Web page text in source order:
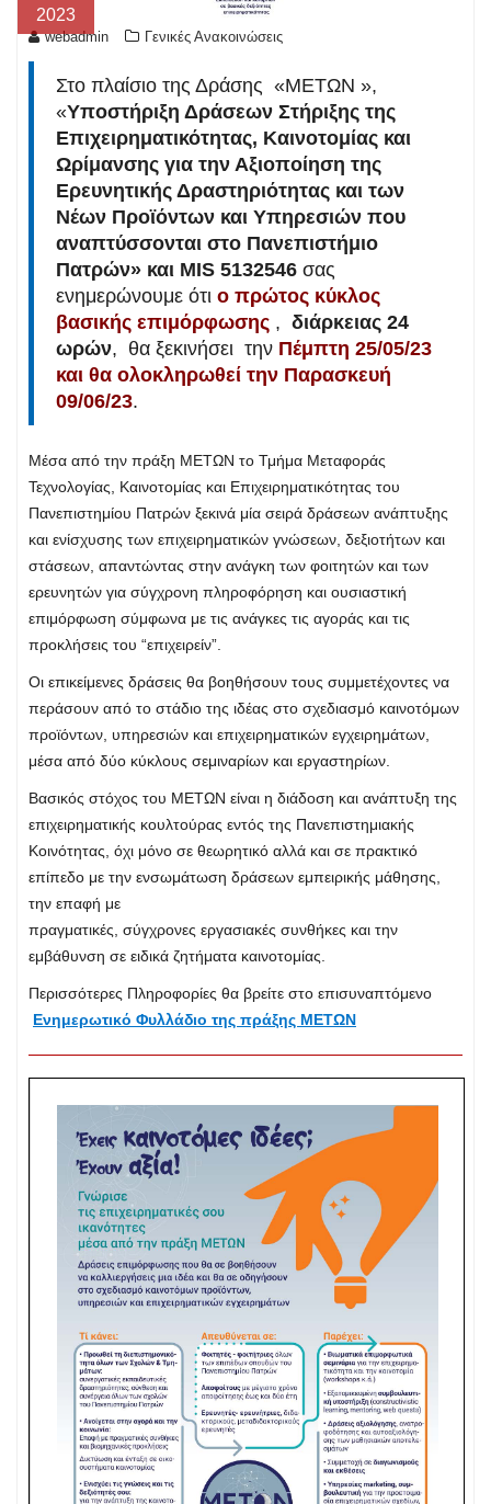
2023
webadmin Γενικές Ανακοινώσεις
Στο πλαίσιο της Δράσης «ΜΕΤΩΝ »,
«Υποστήριξη Δράσεων Στήριξης της
Επιχειρηματικότητας, Καινοτομίας και
Ωρίμανσης για την Αξιοποίηση της
Ερευνητικής Δραστηριότητας και των
Νέων Προϊόντων και Υπηρεσιών που
αναπτύσσονται στο Πανεπιστήμιο
Πατρών» και MIS 5132546 σας
ενημερώνουμε ότι ο πρώτος κύκλος
βασικής επιμόρφωσης , διάρκειας 24
ωρών, θα ξεκινήσει την Πέμπτη 25/05/23
και θα ολοκληρωθεί την Παρασκευή
09/06/23.
Mέσα από την πράξη ΜΕΤΩΝ το Τμήμα Μεταφοράς
Τεχνολογίας, Καινοτομίας και Επιχειρηματικότητας του
Πανεπιστημίου Πατρών ξεκινά μία σειρά δράσεων ανάπτυξης
και ενίσχυσης των επιχειρηματικών γνώσεων, δεξιοτήτων και
στάσεων, απαντώντας στην ανάγκη των φοιτητών και των
ερευνητών για σύγχρονη πληροφόρηση και ουσιαστική
επιμόρφωση σύμφωνα με τις ανάγκες τις αγοράς και τις
προκλήσεις του “επιχειρείν”.
Οι επικείμενες δράσεις θα βοηθήσουν τους συμμετέχοντες να
περάσουν από το στάδιο της ιδέας στο σχεδιασμό καινοτόμων
προϊόντων, υπηρεσιών και επιχειρηματικών εγχειρημάτων,
μέσα από δύο κύκλους σεμιναρίων και εργαστηρίων.
Βασικός στόχος του ΜΕΤΩΝ είναι η διάδοση και ανάπτυξη της
επιχειρηματικής κουλτούρας εντός της Πανεπιστημιακής
Κοινότητας, όχι μόνο σε θεωρητικό αλλά και σε πρακτικό
επίπεδο με την ενσωμάτωση δράσεων εμπειρικής μάθησης,
την επαφή με
πραγματικές, σύγχρονες εργασιακές συνθήκες και την
εμβάθυνση σε ειδικά ζητήματα καινοτομίας.
Περισσότερες Πληροφορίες θα βρείτε στο επισυναπτόμενο
Ενημερωτικό Φυλλάδιο της πράξης ΜΕΤΩΝ